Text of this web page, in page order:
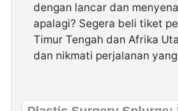
dengan lancar dan
apalagi? Segera beli tiket
Timur Tengah dan Afrika
dan nikmati perjalanan